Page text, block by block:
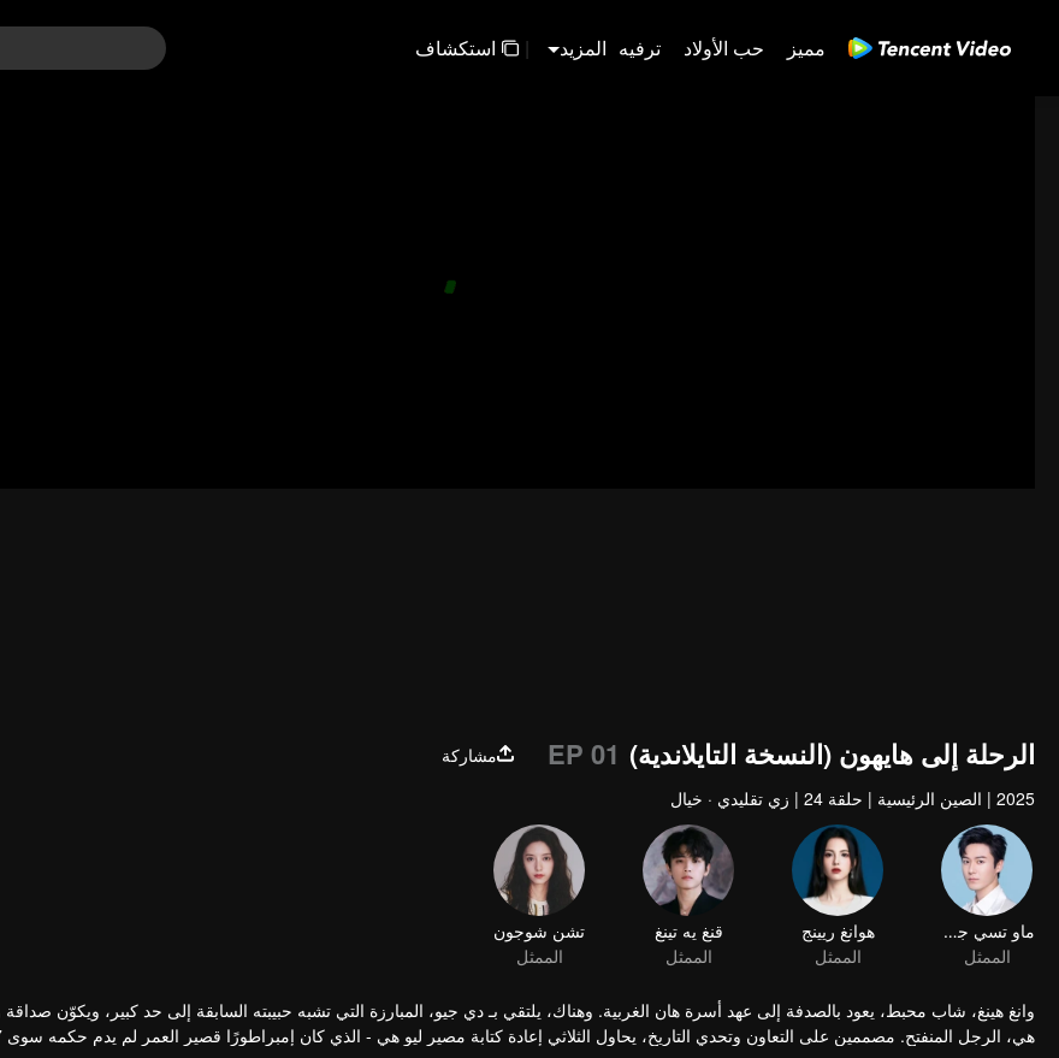
مميز حب الأولاد ترفيه المزيد | استكشاف
الرحلة إلى هايهون (النسخة التايلاندية) EP 01
مشاركة
2025
| الصين الرئيسية | حلقة 24 | زي تقليدي · خيال
ماو تسي جون
الممثل
هوانغ ريينج
الممثل
قنغ يه تينغ
الممثل
تشن شوجون
الممثل
وانغ هينغ، شاب محبط، يعود بالصدفة إلى عهد أسرة هان الغربية. وهناك، يلتقي بـ دي جيو، المبارزة التي تشبه حبيبته السابقة إلى حد كبير، ويكوّن